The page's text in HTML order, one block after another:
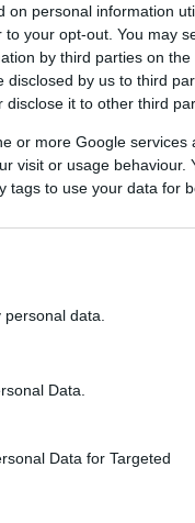
on personal information
your opt-out. You may
by third parties on the
disclosed by us to third
disclose it to other third
or more Google
visit or usage behaviour.
tags to use your data for
data.
Data.
Data for Targeted